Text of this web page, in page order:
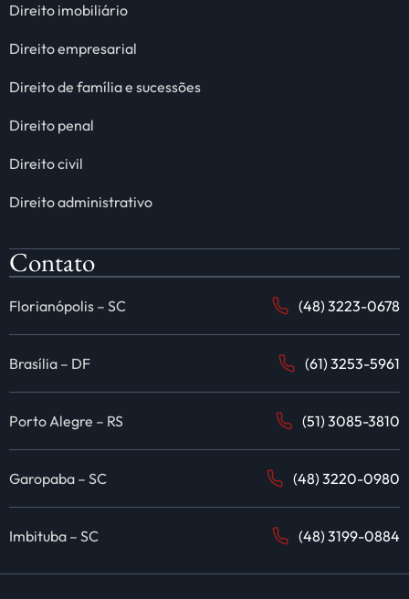
Direito imobiliário
Direito empresarial
Direito de família e sucessões
Direito penal
Direito civil
Direito administrativo
Contato
Florianópolis – SC (48) 3223-0678
Brasília – DF (61) 3253-5961
Porto Alegre – RS (51) 3085-3810
Garopaba – SC (48) 3220-0980
Imbituba – SC (48) 3199-0884